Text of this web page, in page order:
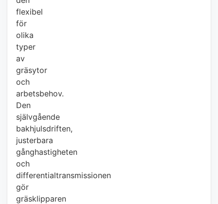
flexibel
för
olika
typer
av
gräsytor
och
arbetsbehov.
Den
självgående
bakhjulsdriften,
justerbara
gånghastigheten
och
differentialtransmissionen
gör
gräsklipparen